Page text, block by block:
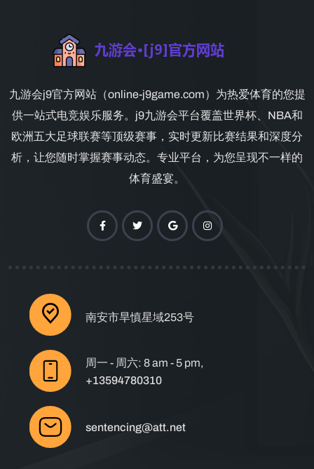
九游会j9官方网站（online-j9game.com）为热爱体育的您提
供一站式电竞娱乐服务。j9九游会平台覆盖世界杯、NBA和
欧洲五大足球联赛等顶级赛事，实时更新比赛结果和深度分
析，让您随时掌握赛事动态。专业平台，为您呈现不一样的
体育盛宴。
南安市旱慎星域253号
周一 - 周六: 8 am - 5 pm,
+13594780310
sentencing@att.net